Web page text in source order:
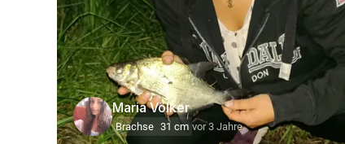
Maria Völker
Brachse 31 cm vor 3 Jahre